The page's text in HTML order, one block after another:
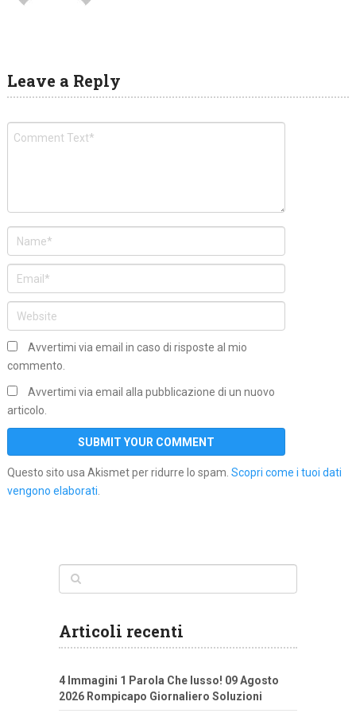
Leave a Reply
Avvertimi via email in caso di risposte al mio
commento.
Avvertimi via email alla pubblicazione di un nuovo
articolo.
Questo sito usa Akismet per ridurre lo spam. Scopri come i tuoi dati
vengono elaborati.
Articoli recenti
4 Immagini 1 Parola Che lusso! 09 Agosto
2026 Rompicapo Giornaliero Soluzioni